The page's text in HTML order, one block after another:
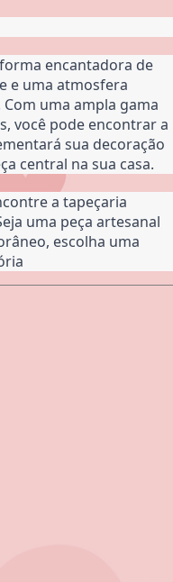
encantadora de
e uma atmosfera
uma ampla gama
você pode encontrar a
sua decoração
central na sua casa.
a tapeçaria
uma peça artesanal
escolha uma